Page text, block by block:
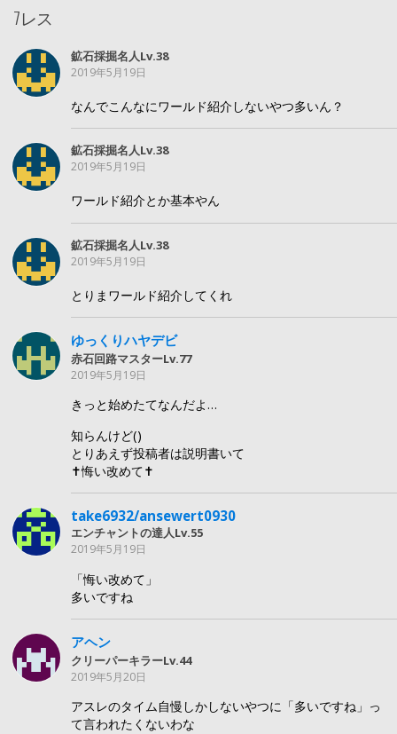
7レス
鉱石採掘名人Lv.38
2019年5月19日
なんでこんなにワールド紹介しないやつ多いん？
鉱石採掘名人Lv.38
2019年5月19日
ワールド紹介とか基本やん
鉱石採掘名人Lv.38
2019年5月19日
とりまワールド紹介してくれ
ゆっくりハヤデビ
赤石回路マスターLv.77
2019年5月19日
きっと始めたてなんだよ…
知らんけど()
とりあえず投稿者は説明書いて
✝︎悔い改めて✝︎
take6932/ansewert0930
エンチャントの達人Lv.55
2019年5月19日
「悔い改めて」
多いですね
アヘン
クリーパーキラーLv.44
2019年5月20日
アスレのタイム自慢しかしないやつに「多いですね」っ
て言われたくないわな